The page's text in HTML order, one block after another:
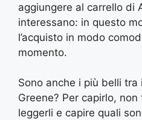
aggiungere al carrello di
interessano: in questo
l’acquisto in modo
momento.
Sono anche i più belli
Greene? Per capirlo,
leggerli e capire quali